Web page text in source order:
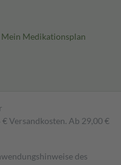
Medikationsplan
Versandkosten. Ab 29,00 €
des